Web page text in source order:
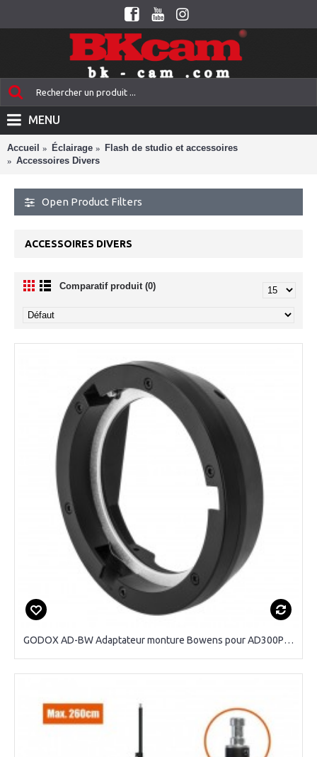
MENU
Accueil Éclairage
Flash de studio et accessoires
Accessoires Divers
Open Product Filters
ACCESSOIRES DIVERS
Comparatif produit (0)
GODOX AD-BW Adaptateur monture Bowens pour AD300Pro/AD400Pro